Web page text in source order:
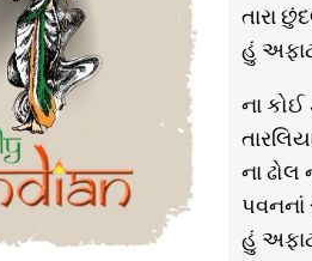
તારા
હું
ના
ના ઢોલ
હું